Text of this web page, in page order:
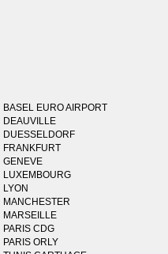
BASEL EURO AIRPORT
DEAUVILLE
DUESSELDORF
FRANKFURT
GENEVE
LUXEMBOURG
LYON
MANCHESTER
MARSEILLE
PARIS CDG
PARIS ORLY